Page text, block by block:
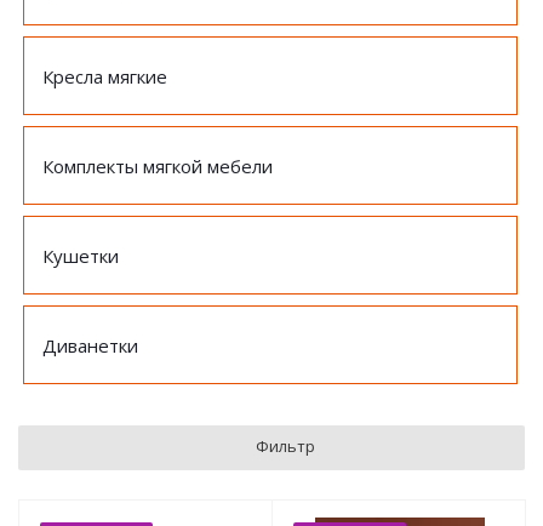
Кресла мягкие
Комплекты мягкой мебели
Кушетки
Диванетки
Фильтр